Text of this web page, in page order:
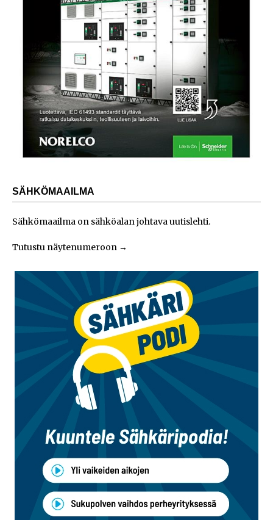
SÄHKÖMAAILMA
Sähkömaailma on sähköalan johtava uutislehti.
Tutustu näytenumeroon →